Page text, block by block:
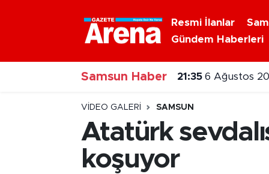
Resmi İlanlar
Gündem Haberleri
Samsun Haber 21:35 6 Ağustos
VIDEO GALERI SAMSUN
Atatürk
koşuyor
Nöbetçi Eczaneler
Hava Durumu
Samsun Namaz Vakitleri
Trafik Durumu
Süper Lig Puan Durumu ve Fikstür